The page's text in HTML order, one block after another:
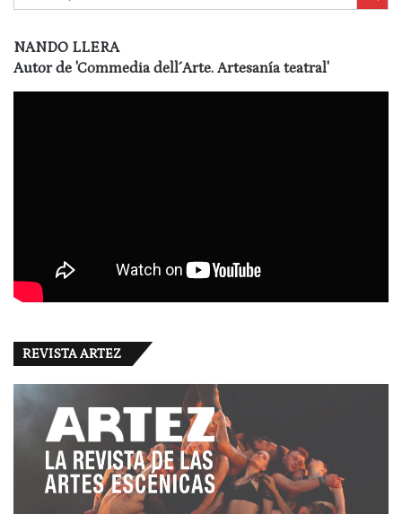
NANDO LLERA
Autor de 'Commedia dell´Arte. Artesanía teatral'
REVISTA ARTEZ